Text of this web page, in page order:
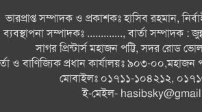
ভারপ্রাপ্ত সম্পাদক ও প্রকাশকঃ হাসিব রহমান,
ব্যবস্থাপনা সম্পাদকঃ ............., বার্তা সম্পাদক :
সাগর প্রিন্টার্স মহাজন পট্টি, সদর রোড
ও বাণিজ্যিক প্রধান কার্যালয়ঃ ৯০৩-
মোবাইলঃ ০১৭১১-১০৪২১২,
ই-মেইল-